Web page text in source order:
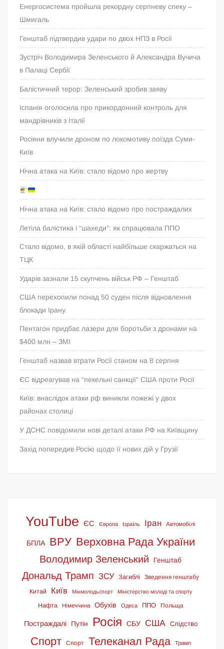
Енергосистема пройшла рекордну серпневу спеку –
Шмигаль
Генштаб підтвердив удари по двох НПЗ в Росії
Зустріч Володимира Зеленського й Александра Вучича
в Палаці Сербії
Балістичний терор: Зеленський зробив заяву
Іспанія оголосила про прикордонний контроль для
мандрівників з Італії
Росіяни влучили дроном по локомотиву поїзда Суми-
Київ
Нічна атака на Київ: стало відомо про жертву
Нічна атака на Київ: стало відомо про постраждалих
Летіла балістика і “шахеди”: як спрацювала ППО
Стало відомо, в якій області найбільше скаржаться на
ТЦК
Ударів зазнали 15 скупчень військ РФ – Генштаб
США перехопили понад 50 суден після відновлення
блокади Ірану
Пентагон придбає лазери для боротьби з дронами на
$400 млн – ЗМІ
Генштаб назвав втрати Росії станом на 8 серпня
ЄС відреагував на “пекельні санкції” США проти Росії
Київ: внаслідок атаки рф виникли пожежі у двох
районах столиці
У ДСНС повідомили нові деталі атаки РФ на Київщину
Захід попередив Росію щодо її нових дій у Грузії
YouTube ЄС Європа Ізраїль Іран Автомобілі
БПЛА ВРУ Верховна Рада України
Володимир Зеленський Генштаб
Дональд Трамп ЗСУ Загиблі Зведення генштабу
Китай Київ Мінмолодьспорт Міністерство молоді та спорту
Нафта Німеччина Обухів Одеса ППО Польща
Постраждалі Путін Росія СБУ США Слідство
Спорт Спорт Телеканал Рада Трамп